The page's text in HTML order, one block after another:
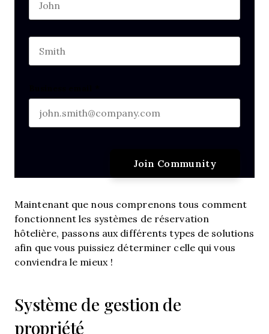
Maintenant que nous comprenons tous comment
fonctionnent les systèmes de réservation
hôtelière, passons aux différents types de solutions
afin que vous puissiez déterminer celle qui vous
conviendra le mieux !
Système de gestion de
propriété